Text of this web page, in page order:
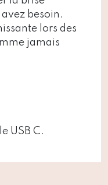
besoin.
lors des
jamais
USB C.